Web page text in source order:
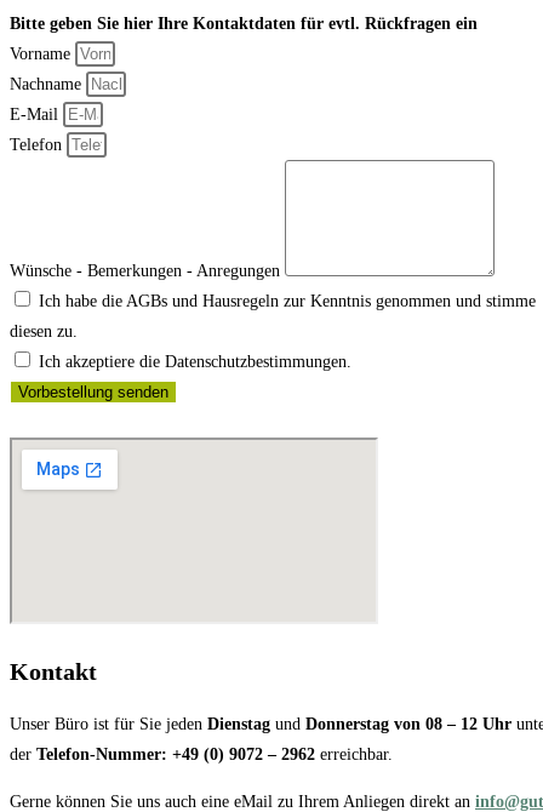
Bitte geben Sie hier Ihre Kontaktdaten für evtl. Rückfragen ein
Vorname
Nachname
E-Mail
Telefon
Wünsche - Bemerkungen - Anregungen
Ich habe die AGBs und Hausregeln zur Kenntnis genommen und stimme
diesen zu.
Ich akzeptiere die Datenschutzbestimmungen.
Vorbestellung senden
Kontakt
Unser Büro ist für Sie jeden Dienstag und Donnerstag von 08 – 12 Uhr
der Telefon-Nummer: +49 (0) 9072 – 2962 erreichbar.
Gerne können Sie uns auch eine eMail zu Ihrem Anliegen direkt an